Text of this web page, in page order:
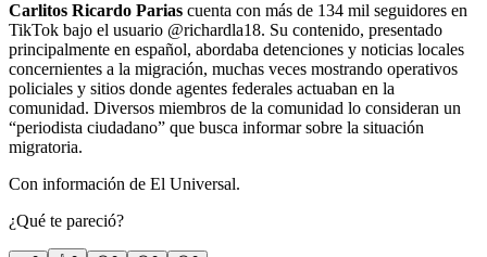
Carlitos Ricardo Parias cuenta con más de 134 mil seguidores en
TikTok bajo el usuario @richardla18. Su contenido, presentado
principalmente en español, abordaba detenciones y noticias locales
concernientes a la migración, muchas veces mostrando operativos
policiales y sitios donde agentes federales actuaban en la
comunidad. Diversos miembros de la comunidad lo consideran un
“periodista ciudadano” que busca informar sobre la situación
migratoria.
Con información de El Universal.
¿Qué te pareció?